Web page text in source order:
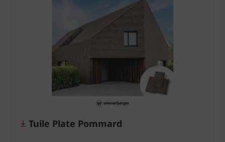
Tuile Plate Pommard